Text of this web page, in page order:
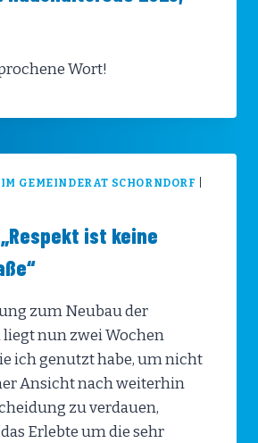
Wort!
GEMEINDERAT SCHORNDORF
ist keine
zum Neubau der
nun zwei Wochen
ich genutzt habe, um nicht
Ansicht nach weiterhin
zu verdauen,
Erlebte um die sehr